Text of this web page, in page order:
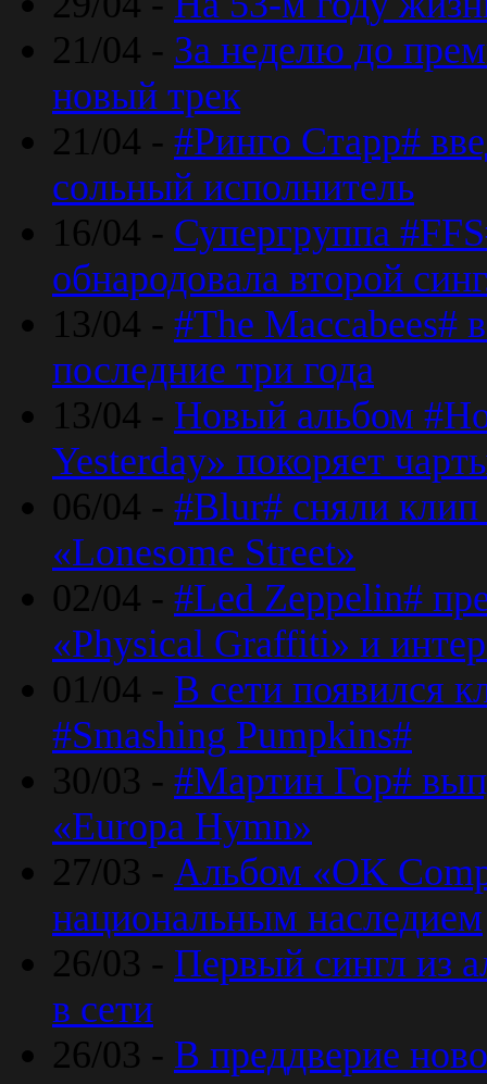
21/04 - За неделю до
новый трек
21/04 - #Ринго Старр#
сольный исполнитель
16/04 - Супергруппа
обнародовала второй
13/04 - #The Maccabees#
последние три года
13/04 - Новый альбом
Yesterday» покоряет
06/04 - #Blur# сняли клип
«Lonesome Street»
02/04 - #Led Zeppelin#
«Physical Graffiti» и
01/04 - В сети появился
#Smashing Pumpkins#
30/03 - #Мартин Гор#
«Europa Hymn»
27/03 - Альбом «OK
национальным наследием
26/03 - Первый сингл из
в сети
26/03 - В преддверие